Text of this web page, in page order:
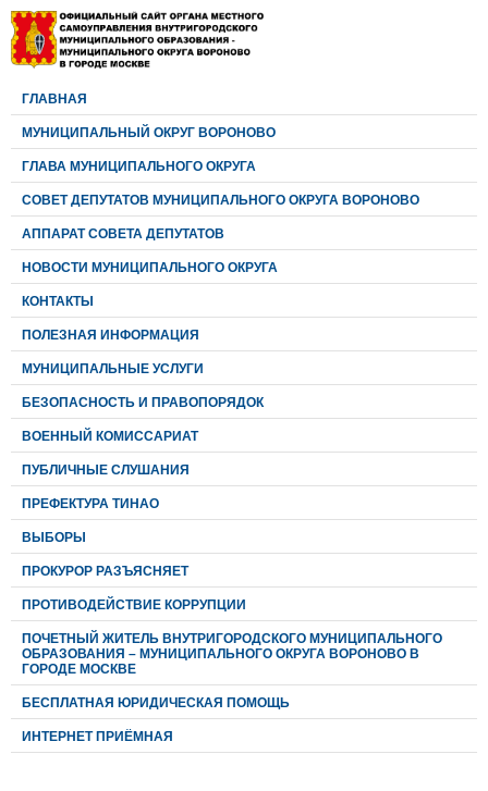
ГЛАВНАЯ
МУНИЦИПАЛЬНЫЙ ОКРУГ ВОРОНОВО
ГЛАВА МУНИЦИПАЛЬНОГО ОКРУГА
CОВЕТ ДЕПУТАТОВ МУНИЦИПАЛЬНОГО ОКРУГА ВОРОНОВО
АППАРАТ СОВЕТА ДЕПУТАТОВ
НОВОСТИ МУНИЦИПАЛЬНОГО ОКРУГА
КОНТАКТЫ
ПОЛЕЗНАЯ ИНФОРМАЦИЯ
МУНИЦИПАЛЬНЫЕ УСЛУГИ
БЕЗОПАСНОСТЬ И ПРАВОПОРЯДОК
ВОЕННЫЙ КОМИССАРИАТ
ПУБЛИЧНЫЕ СЛУШАНИЯ
ПРЕФЕКТУРА ТИНАО
ВЫБОРЫ
ПРОКУРОР РАЗЪЯСНЯЕТ
ПРОТИВОДЕЙСТВИЕ КОРРУПЦИИ
ПОЧЕТНЫЙ ЖИТЕЛЬ ВНУТРИГОРОДСКОГО МУНИЦИПАЛЬНОГО
ОБРАЗОВАНИЯ – МУНИЦИПАЛЬНОГО ОКРУГА ВОРОНОВО В
ГОРОДЕ МОСКВЕ
БЕСПЛАТНАЯ ЮРИДИЧЕСКАЯ ПОМОЩЬ
ИНТЕРНЕТ ПРИЁМНАЯ